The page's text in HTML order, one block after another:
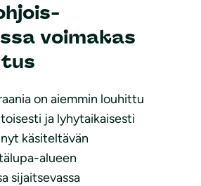
voimakas
on aiemmin louhittu
ja lyhytaikaisesti
käsiteltävän
alueen
sijaitsevassa